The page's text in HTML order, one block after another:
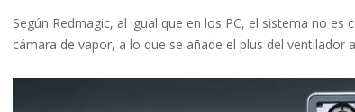
Según Redmagic, al igual que en los PC, el sistema no
cámara de vapor, a lo que se añade el plus del ventilador